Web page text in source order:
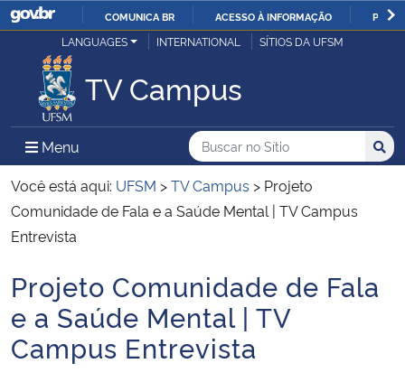
IR
O
COMUNICA BR ACESSO À INFORMAÇÃO
Ministério da Justiça e Segurança Pública
Ministério da Defesa
Ministério das Relações Exteriores
Ministério da Economia
Ministério da Infraestrutura
Ministério da Agricultura, Pecuária e Abastecimento
LANGUAGES INTERNATIONAL SÍTIOS DA UFSM
TV Campus
Menu Menu Principal do Sítio
Busca
Buscar no no Sítio
Busca:
Você está aqui: UFSM >TV Campus > Projeto
Comunidade de Fala e a Saúde Mental | TV Campus
Entrevista
Início do conteúdo
Projeto Comunidade de Fala
e a Saúde Mental | TV
Campus Entrevista